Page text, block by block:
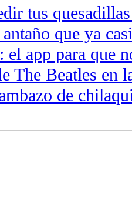
tus
que ya
app para que
The Beatles en
de